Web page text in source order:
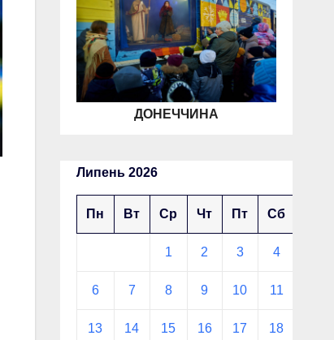
ДОНЕЧЧИНА
Липень 2026
Пн Вт Ср Чт Пт Сб
1 2 3 4
6 7 8 9 10 11
13 14 15 16 17 18